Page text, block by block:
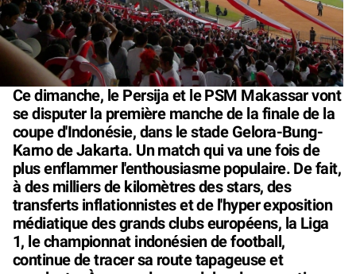
Ce dimanche, le Persija et le PSM Makassar vont
se disputer la première manche de la finale de la
coupe d'Indonésie, dans le stade Gelora-Bung-
Karno de Jakarta. Un match qui va une fois de
plus enflammer l'enthousiasme populaire. De fait,
à des milliers de kilomètres des stars, des
transferts inflationnistes et de l'hyper exposition
médiatique des grands clubs européens, la Liga
1, le championnat indonésien de football,
continue de tracer sa route tapageuse et